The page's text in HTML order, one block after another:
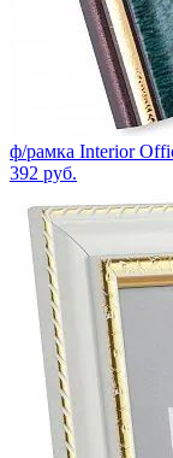
ф/рамка Interior
392 руб.